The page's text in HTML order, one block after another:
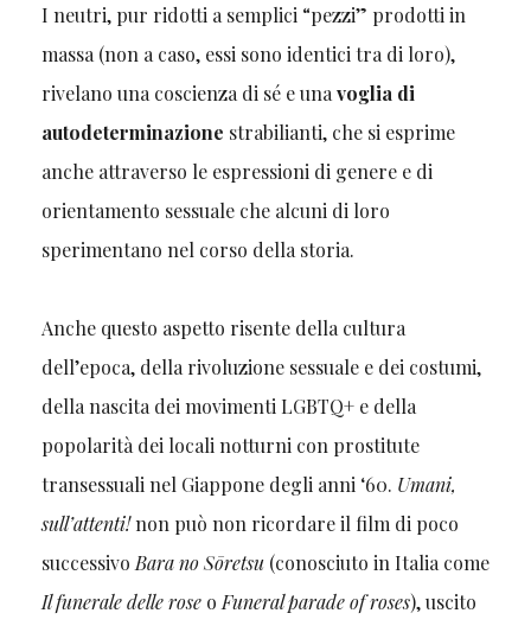
I neutri, pur ridotti a semplici “pezzi” prodotti in
massa (non a caso, essi sono identici tra di loro),
rivelano una coscienza di sé e una voglia di
autodeterminazione strabilianti, che si esprime
anche attraverso le espressioni di genere e di
orientamento sessuale che alcuni di loro
sperimentano nel corso della storia.
Anche questo aspetto risente della cultura
dell’epoca, della rivoluzione sessuale e dei costumi,
della nascita dei movimenti LGBTQ+ e della
popolarità dei locali notturni con prostitute
transessuali nel Giappone degli anni ‘60. Umani,
sull’attenti!non può non ricordare il film di poco
successivo Bara no Sōretsu (conosciuto in Italia come
Il funerale delle roseo Funeral parade of roses), uscito